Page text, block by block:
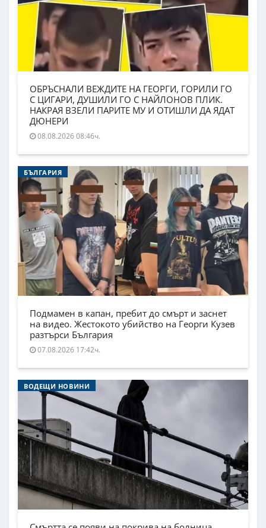
ОБРЪСНАЛИ ВЕЖДИТЕ НА ГЕОРГИ, ГОРИЛИ ГО
С ЦИГАРИ, ДУШИЛИ ГО С НАЙЛОНОВ ПЛИК.
НАКРАЯ ВЗЕЛИ ПАРИТЕ МУ И ОТИШЛИ ДА ЯДАТ
ДЮНЕРИ
08.08.2026 08:46ч.
БЪЛГАРИЯ
Подмамен в капан, пребит до смърт и заснет
на видео. Жестокото убийство на Георги Кузев
разтърси България
07.08.2026 17:42ч.
ВОДЕЩИ НОВИНИ